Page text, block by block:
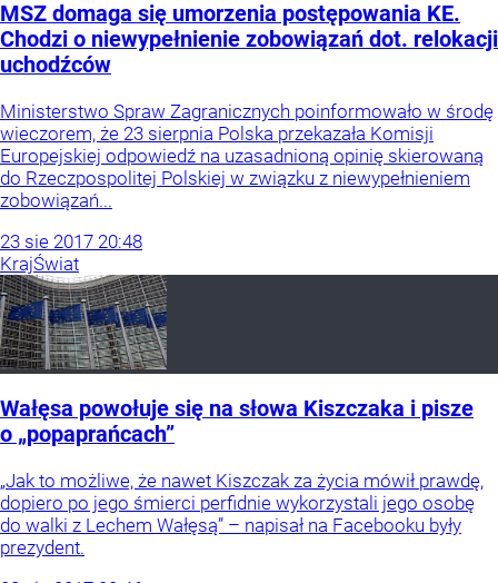
MSZ domaga się umorzenia postępowania KE.
Chodzi o niewypełnienie zobowiązań dot. relokacji
uchodźców
Ministerstwo Spraw Zagranicznych poinformowało w środę
wieczorem, że 23 sierpnia Polska przekazała Komisji
Europejskiej odpowiedź na uzasadnioną opinię skierowaną
do Rzeczpospolitej Polskiej w związku z niewypełnieniem
zobowiązań...
23 sie 2017 20:48
KrajŚwiat
Wałęsa powołuje się na słowa Kiszczaka i pisze
o „popaprańcach”
„Jak to możliwe, że nawet Kiszczak za życia mówił prawdę,
dopiero po jego śmierci perfidnie wykorzystali jego osobę
do walki z Lechem Wałęsą” – napisał na Facebooku były
prezydent.